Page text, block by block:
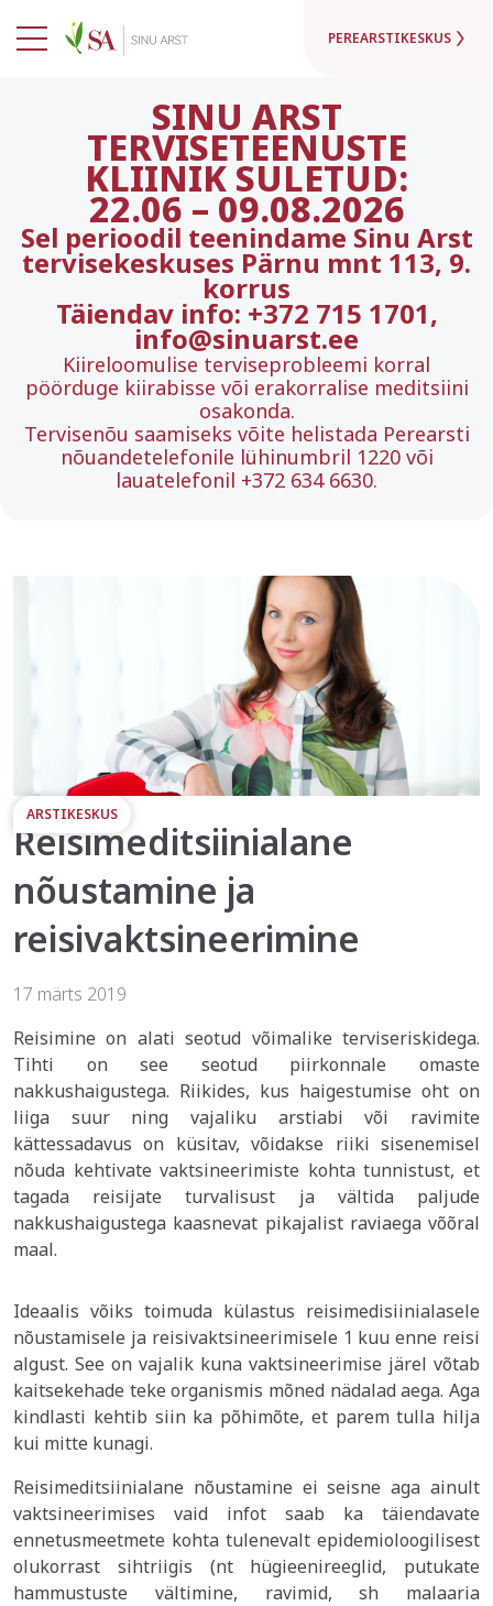
PEREARSTIKESKUS
SINU ARST
TERVISETEENUSTE
KLIINIK SULETUD:
22.06 – 09.08.2026
Sel perioodil teenindame Sinu Arst
tervisekeskuses Pärnu mnt 113, 9.
korrus
Täiendav info: +372 715 1701,
info@sinuarst.ee
Kiireloomulise terviseprobleemi korral
pöörduge kiirabisse või erakorralise meditsiini
osakonda.
Tervisenõu saamiseks võite helistada Perearsti
nõuandetelefonile lühinumbril 1220 või
lauatelefonil +372 634 6630.
ARSTIKESKUS
Reisimeditsiinialane
nõustamine ja
reisivaktsineerimine
17 märts 2019
Reisimine on alati seotud võimalike terviseriskidega.
Tihti on see seotud piirkonnale omaste
nakkushaigustega. Riikides, kus haigestumise oht on
liiga suur ning vajaliku arstiabi või ravimite
kättessadavus on küsitav, võidakse riiki sisenemisel
nõuda kehtivate vaktsineerimiste kohta tunnistust, et
tagada reisijate turvalisust ja vältida paljude
nakkushaigustega kaasnevat pikajalist raviaega võõral
maal.
Ideaalis võiks toimuda külastus reisimedisiinialasele
nõustamisele ja reisivaktsineerimisele 1 kuu enne reisi
algust. See on vajalik kuna vaktsineerimise järel võtab
kaitsekehade teke organismis mõned nädalad aega. Aga
kindlasti kehtib siin ka põhimõte, et parem tulla hilja
kui mitte kunagi.
Reisimeditsiinialane nõustamine ei seisne aga ainult
vaktsineerimises vaid infot saab ka täiendavate
ennetusmeetmete kohta tulenevalt epidemioloogilisest
olukorrast sihtriigis (nt hügieenireeglid, putukate
hammustuste vältimine, ravimid, sh malaaria